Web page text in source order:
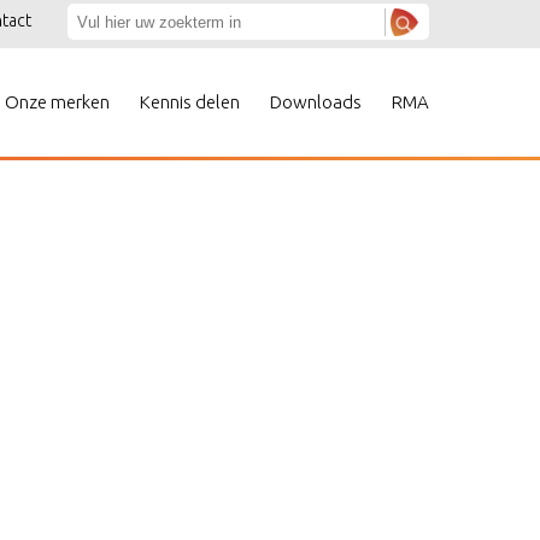
Onze merken Kennis delen Downloads RMA